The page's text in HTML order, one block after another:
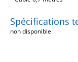
Spécifications
non disponible